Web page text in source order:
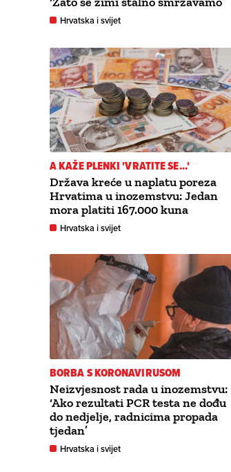
Hrvatska i svijet
A KAŽE PLENKI 'VRATITE SE...'
Država kreće u naplatu poreza
Hrvatima u inozemstvu: Jedan
mora platiti 167.000 kuna
Hrvatska i svijet
BORBA S KORONAVIRUSOM
Neizvjesnost rada u inozemstvu:
‘Ako rezultati PCR testa ne dođu
do nedjelje, radnicima propada
tjedan’
Hrvatska i svijet